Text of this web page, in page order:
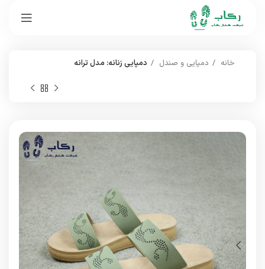
خانه دمپایی و صندل دمپایی زنانه: مدل ترانه